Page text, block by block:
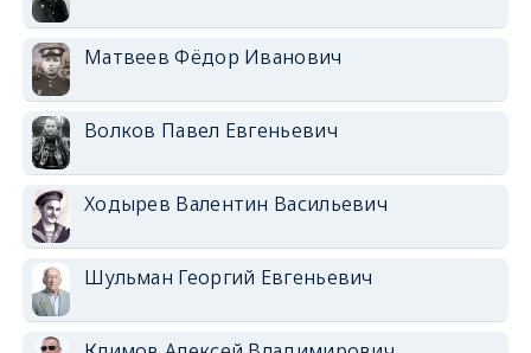
Матвеев Фёдор Иванович
Волков Павел Евгеньевич
Ходырев Валентин Васильевич
Шульман Георгий Евгеньевич